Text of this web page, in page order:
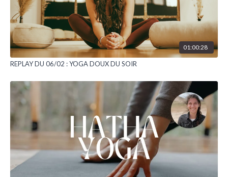
01:00:28
REPLAY DU 06/02 : YOGA DOUX DU SOIR